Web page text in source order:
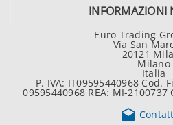
INFORMAZIONI
Euro Trading
Via San
20121
Milano
Italia
P. IVA: IT09595440968 Cod.
09595440968 REA: MI-2100737
